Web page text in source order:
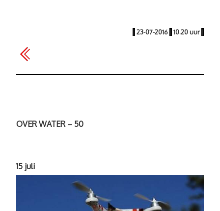
| 23-07-2016 | 10.20 uur |
OVER WATER – 50
15 juli